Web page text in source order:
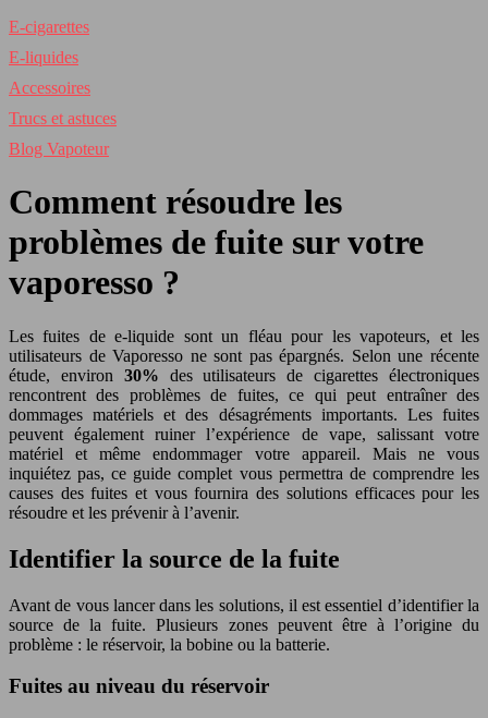
E-cigarettes
E-liquides
Accessoires
Trucs et astuces
Blog Vapoteur
Comment résoudre les
problèmes de fuite sur votre
vaporesso ?
Les fuites de e-liquide sont un fléau pour les vapoteurs, et les
utilisateurs de Vaporesso ne sont pas épargnés. Selon une récente
étude, environ 30% des utilisateurs de cigarettes électroniques
rencontrent des problèmes de fuites, ce qui peut entraîner des
dommages matériels et des désagréments importants. Les fuites
peuvent également ruiner l’expérience de vape, salissant votre
matériel et même endommager votre appareil. Mais ne vous
inquiétez pas, ce guide complet vous permettra de comprendre les
causes des fuites et vous fournira des solutions efficaces pour les
résoudre et les prévenir à l’avenir.
Identifier la source de la fuite
Avant de vous lancer dans les solutions, il est essentiel d’identifier la
source de la fuite. Plusieurs zones peuvent être à l’origine du
problème : le réservoir, la bobine ou la batterie.
Fuites au niveau du réservoir